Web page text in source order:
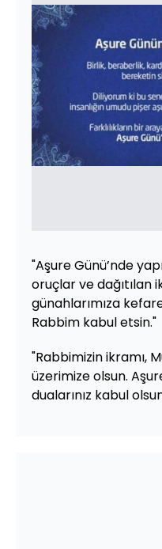
"Aşure Günü’nde
oruçlar ve dağıtılan
günahlarımıza
Rabbim kabul etsin."
"Rabbimizin ikramı,
üzerimize olsun.
dualarınız kabul